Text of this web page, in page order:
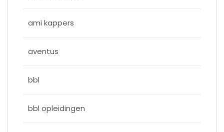
ami kappers
aventus
bbl
bbl opleidingen